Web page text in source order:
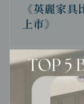
《英麗家
上市》